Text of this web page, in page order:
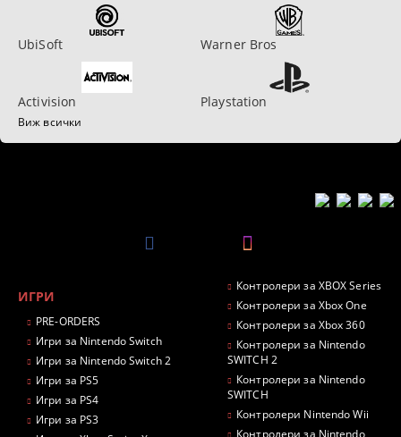
UbiSoft Warner Bros
Activision Playstation
Виж всички
ИГРИ
PRE-ORDERS
Игри за Nintendo Switch
Игри за Nintendo Switch 2
Игри за PS5
Игри за PS4
Игри за PS3
Контролери за XBOX Series
Контролери за Xbox One
Контролери за Xbox 360
Контролери за Nintendo
SWITCH 2
Контролери за Nintendo
SWITCH
Контролери Nintendo Wii